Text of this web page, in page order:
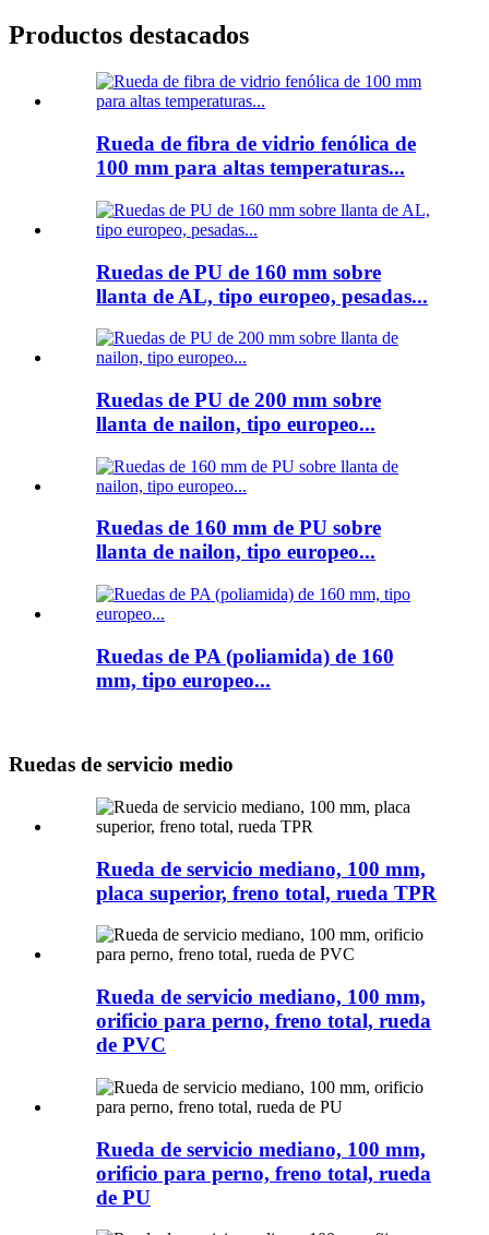
Productos destacados
Rueda de fibra de vidrio fenólica de
100 mm para altas temperaturas...
Ruedas de PU de 160 mm sobre
llanta de AL, tipo europeo, pesadas...
Ruedas de PU de 200 mm sobre
llanta de nailon, tipo europeo...
Ruedas de 160 mm de PU sobre
llanta de nailon, tipo europeo...
Ruedas de PA (poliamida) de 160
mm, tipo europeo...
Ruedas de servicio medio
Rueda de servicio mediano, 100 mm,
placa superior, freno total, rueda TPR
Rueda de servicio mediano, 100 mm,
orificio para perno, freno total, rueda
de PVC
Rueda de servicio mediano, 100 mm,
orificio para perno, freno total, rueda
de PU